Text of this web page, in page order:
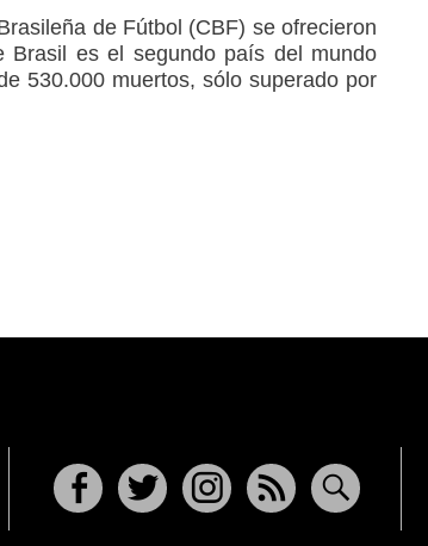
de Fútbol (CBF) se ofrecieron
es el segundo país del mundo
530.000 muertos, sólo superado por